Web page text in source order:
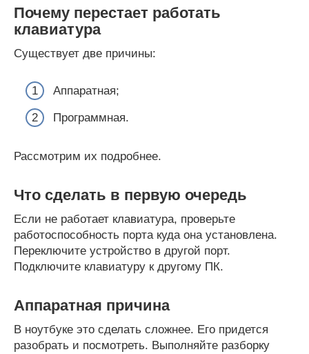
Почему перестает работать
клавиатура
Существует две причины:
Аппаратная;
Программная.
Рассмотрим их подробнее.
Что сделать в первую очередь
Если не работает клавиатура, проверьте
работоспособность порта куда она установлена.
Переключите устройство в другой порт.
Подключите клавиатуру к другому ПК.
Аппаратная причина
В ноутбуке это сделать сложнее. Его придется
разобрать и посмотреть. Выполняйте разборку